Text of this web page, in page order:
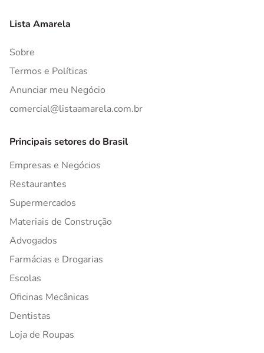
Lista Amarela
Sobre
Termos e Políticas
Anunciar meu Negócio
comercial@listaamarela.com.br
Principais setores do Brasil
Empresas e Negócios
Restaurantes
Supermercados
Materiais de Construção
Advogados
Farmácias e Drogarias
Escolas
Oficinas Mecânicas
Dentistas
Loja de Roupas